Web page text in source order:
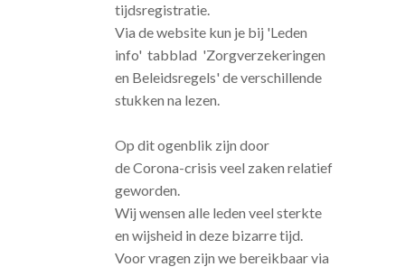
tijdsregistratie.
Via de website kun je bij 'Leden
info' tabblad 'Zorgverzekeringen
en Beleidsregels' de verschillende
stukken na lezen.
Op dit ogenblik zijn door
de Corona-crisis veel zaken relatief
geworden.
Wij wensen alle leden veel sterkte
en wijsheid in deze bizarre tijd.
Voor vragen zijn we bereikbaar via